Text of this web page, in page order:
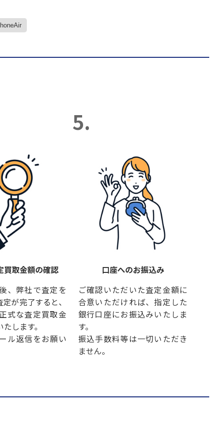
買取金額の確認
、弊社で査定を
が完了すると、
式な査定買取金
します。
ル返信をお願い
5.
口座へのお振込み
ご確認いただいた査定金額に
合意いただければ、指定した
銀行口座にお振込みいたしま
す。
振込手数料等は一切いただき
ません。